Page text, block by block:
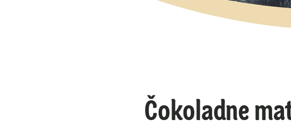
Čokoladne